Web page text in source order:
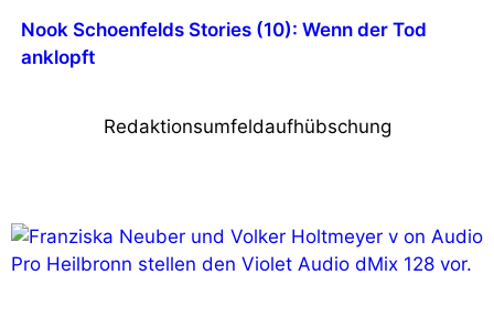
Nook Schoenfelds Stories (10): Wenn der Tod
anklopft
Redaktionsumfeldaufhübschung